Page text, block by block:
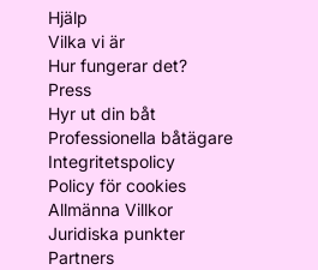
Hjälp
Vilka vi är
Hur fungerar det?
Press
Hyr ut din båt
Professionella båtägare
Integritetspolicy
Policy för cookies
Allmänna Villkor
Juridiska punkter
Partners